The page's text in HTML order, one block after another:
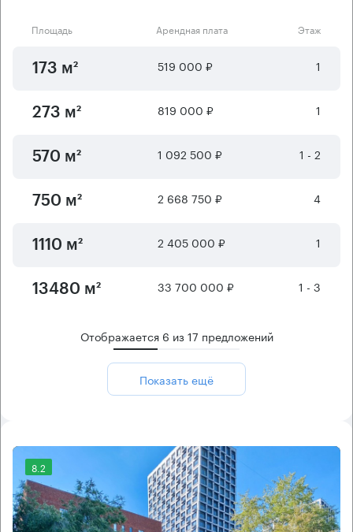
Площадь Арендная плата Этаж
173 м² 519 000 ₽ 1
273 м² 819 000 ₽ 1
570 м² 1 092 500 ₽ 1 - 2
750 м² 2 668 750 ₽ 4
1110 м² 2 405 000 ₽ 1
13480 м² 33 700 000 ₽ 1 - 3
Отображается 6 из17 предложений
Показать ещё
8.2